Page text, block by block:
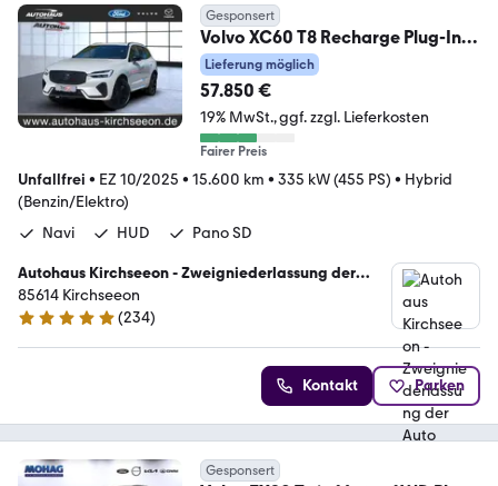
Gesponsert
Volvo XC60 T8 Recharge Plug-In-
Hybrid Ultra Black Navi
Lieferung möglich
57.850 €
19% MwSt. ggf. zzgl. Lieferkosten
Fairer Preis
Unfallfrei • EZ 10/2025 • 15.600 km • 335 kW (455 PS) • Hybrid
(Benzin/Elektro)
Navi
HUD Pano SD
Autohaus Kirchseeon - Zweigniederlassung der
Auto Eder GmbH
85614 Kirchseeon
4.9 Sterne
(234)
Kontakt Parken
Gesponsert